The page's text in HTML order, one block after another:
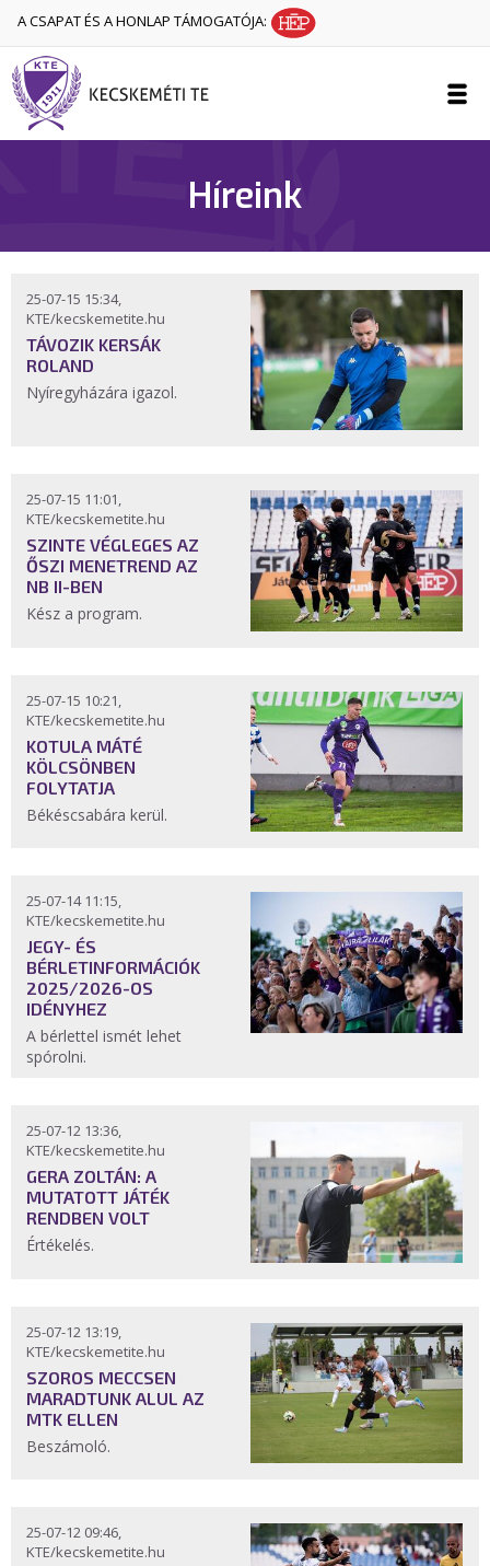
A CSAPAT ÉS A HONLAP TÁMOGATÓJA:
Híreink
25-07-15 15:34,
KTE/kecskemetite.hu
TÁVOZIK KERSÁK
ROLAND
Nyíregyházára igazol.
25-07-15 11:01,
KTE/kecskemetite.hu
SZINTE VÉGLEGES AZ
ŐSZI MENETREND AZ
NB II-BEN
Kész a program.
25-07-15 10:21,
KTE/kecskemetite.hu
KOTULA MÁTÉ
KÖLCSÖNBEN
FOLYTATJA
Békéscsabára kerül.
25-07-14 11:15,
KTE/kecskemetite.hu
JEGY- ÉS
BÉRLETINFORMÁCIÓK
2025/2026-OS
IDÉNYHEZ
A bérlettel ismét lehet
spórolni.
25-07-12 13:36,
KTE/kecskemetite.hu
GERA ZOLTÁN: A
MUTATOTT JÁTÉK
RENDBEN VOLT
Értékelés.
25-07-12 13:19,
KTE/kecskemetite.hu
SZOROS MECCSEN
MARADTUNK ALUL AZ
MTK ELLEN
Beszámoló.
25-07-12 09:46,
KTE/kecskemetite.hu